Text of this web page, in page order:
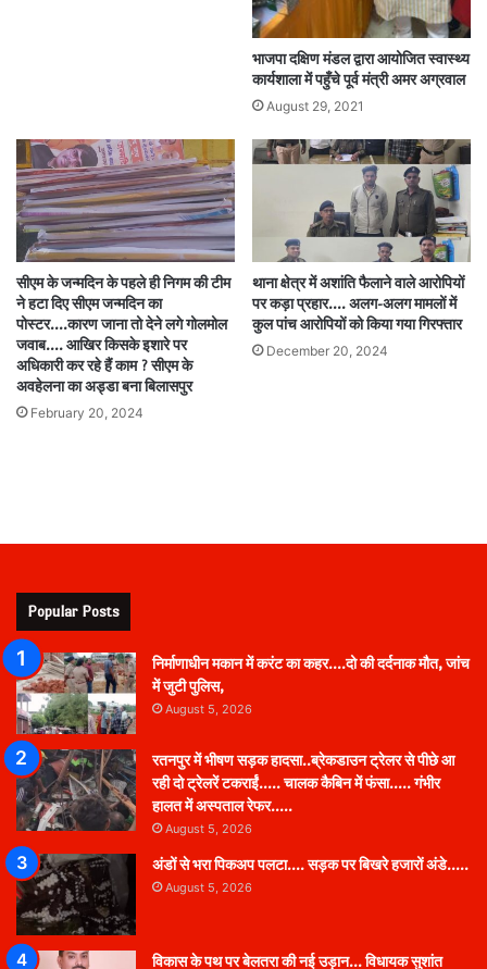
भाजपा दक्षिण मंडल द्वारा आयोजित स्वास्थ्य
कार्यशाला में पहुँचे पूर्व मंत्री अमर अग्रवाल
August 29, 2021
सीएम के जन्मदिन के पहले ही निगम की टीम
ने हटा दिए सीएम जन्मदिन का
पोस्टर….कारण जाना तो देने लगे गोलमोल
जवाब…. आखिर किसके इशारे पर
अधिकारी कर रहे हैं काम ? सीएम के
अवहेलना का अड्डा बना बिलासपुर
February 20, 2024
थाना क्षेत्र में अशांति फैलाने वाले आरोपियों
पर कड़ा प्रहार…. अलग-अलग मामलों में
कुल पांच आरोपियों को किया गया गिरफ्तार
December 20, 2024
Popular Posts
निर्माणाधीन मकान में करंट का कहर….दो की दर्दनाक मौत, जांच
में जुटी पुलिस,
August 5, 2026
रतनपुर में भीषण सड़क हादसा..ब्रेकडाउन ट्रेलर से पीछे आ
रही दो ट्रेलरें टकराईं….. चालक कैबिन में फंसा….. गंभीर
हालत में अस्पताल रेफर…..
August 5, 2026
अंडों से भरा पिकअप पलटा…. सड़क पर बिखरे हजारों अंडे…..
August 5, 2026
विकास के पथ पर बेलतरा की नई उड़ान… विधायक सुशांत